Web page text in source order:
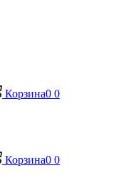
Корзина0 0
Корзина0 0